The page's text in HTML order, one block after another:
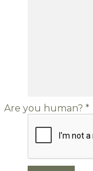
Are you human? *